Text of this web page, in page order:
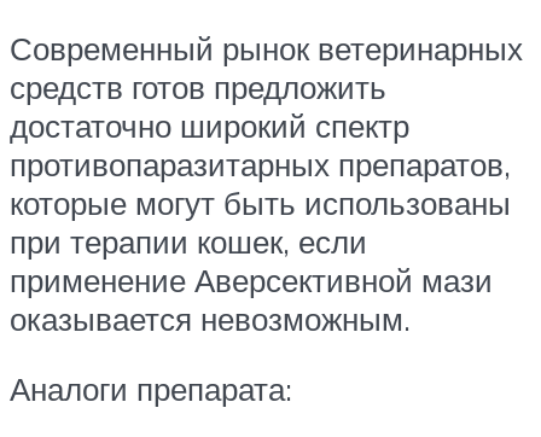
Современный рынок ветеринарных
средств готов предложить
достаточно широкий спектр
противопаразитарных препаратов,
которые могут быть использованы
при терапии кошек, если
применение Аверсективной мази
оказывается невозможным.
Аналоги препарата: